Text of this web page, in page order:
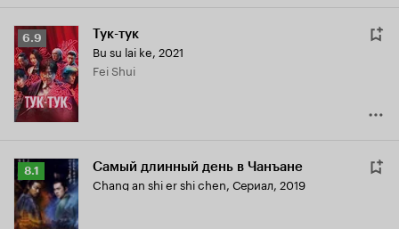
Рейтинг
Кинопоиска
6.9
6.9 Тук-тук
Bu su lai ke, 2021
Fei Shui
Рейтинг
Кинопоиска
8.1
8.1 Самый длинный день в Чанъане
Chang an shi er shi chen, Сериал, 2019